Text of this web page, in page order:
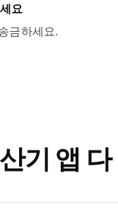
요
금하세요.
기 앱 다